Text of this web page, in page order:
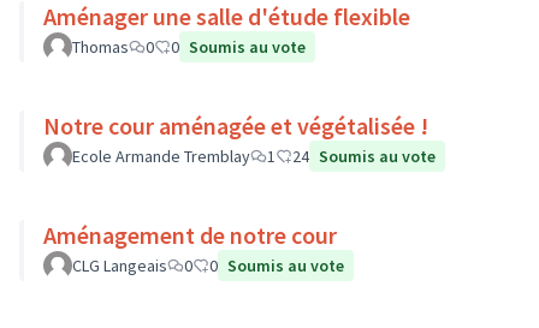
Aménager une salle d'étude flexible
Thomas 0 0 Soumis au vote
Notre cour aménagée et végétalisée !
Ecole Armande Tremblay 1 24 Soumis au vote
Aménagement de notre cour
CLG Langeais 0 0 Soumis au vote